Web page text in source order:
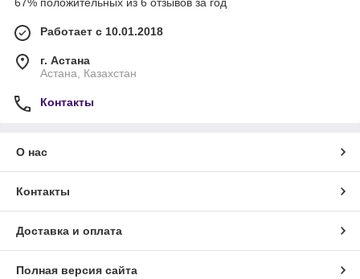
67% положительных из 6 отзывов за год
Работает с 10.01.2018
г. Астана
Астана, Казахстан
Контакты
О нас
Контакты
Доставка и оплата
Полная версия сайта